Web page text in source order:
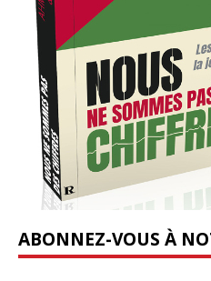
ABONNEZ-VOUS À